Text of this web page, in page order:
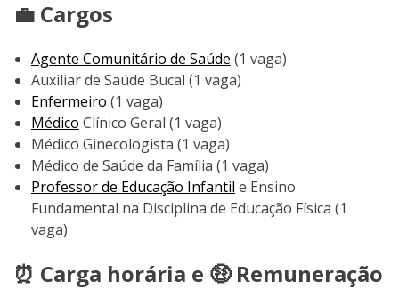
💼 Cargos
Agente Comunitário de Saúde (1 vaga)
Auxiliar de Saúde Bucal (1 vaga)
Enfermeiro (1 vaga)
Médico Clínico Geral (1 vaga)
Médico Ginecologista (1 vaga)
Médico de Saúde da Família (1 vaga)
Professor de Educação Infantil e Ensino
Fundamental na Disciplina de Educação Física (1
vaga)
⏰ Carga horária e 🤑 Remuneração